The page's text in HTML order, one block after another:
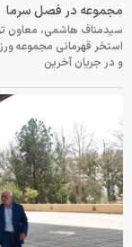
مجموعه در فصل سرما
سیدمناف هاشمی، معاون
استخر قهرمانی مجموعه
و در جریان آخرین